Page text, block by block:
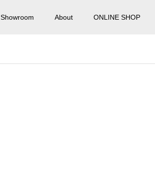
Showroom About ONLINE SHOP